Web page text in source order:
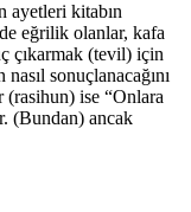
ayetleri kitabın
eğrilik olanlar, kafa
çıkarmak (tevil) için
sonuçlanacağını
ise “Onlara
(Bundan) ancak